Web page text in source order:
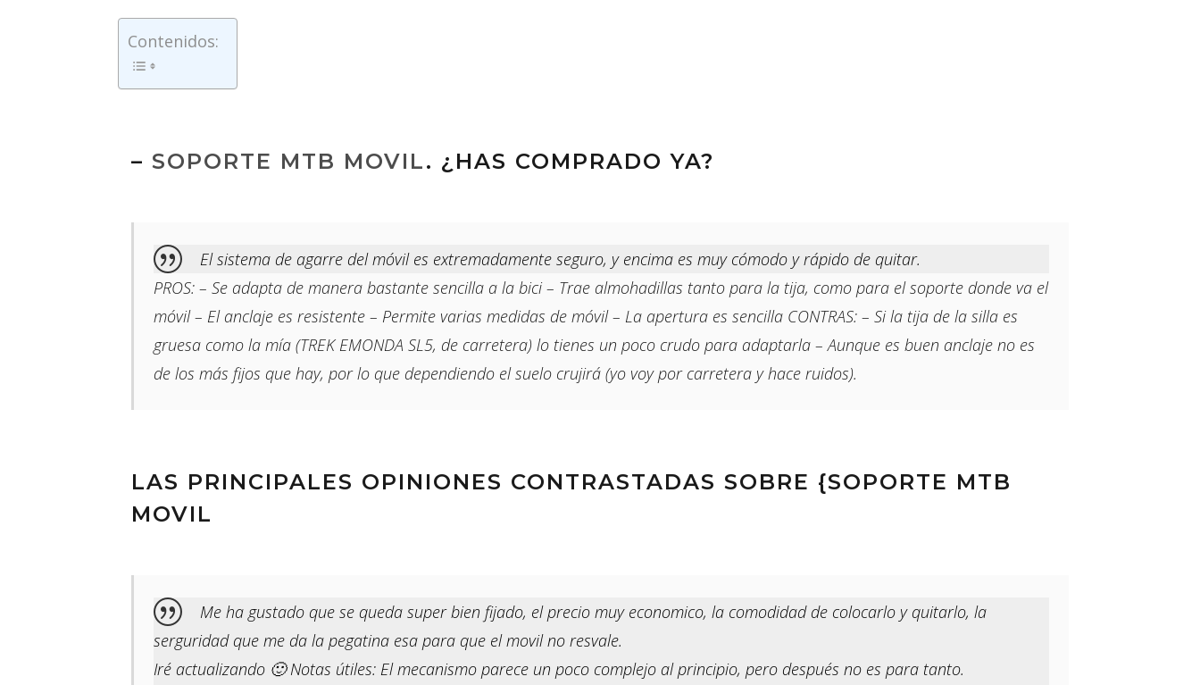
Contenidos:
– SOPORTE MTB MOVIL. ¿HAS COMPRADO YA?
El sistema de agarre del móvil es extremadamente seguro, y encima es muy cómodo y rápido de quitar.
PROS: – Se adapta de manera bastante sencilla a la bici – Trae almohadillas tanto para la tija, como para el soporte donde va el
móvil – El anclaje es resistente – Permite varias medidas de móvil – La apertura es sencilla CONTRAS: – Si la tija de la silla es
gruesa como la mía (TREK EMONDA SL5, de carretera) lo tienes un poco crudo para adaptarla – Aunque es buen anclaje no es
de los más fijos que hay, por lo que dependiendo el suelo crujirá (yo voy por carretera y hace ruidos).
LAS PRINCIPALES OPINIONES CONTRASTADAS SOBRE {SOPORTE MTB
MOVIL
Me ha gustado que se queda super bien fijado, el precio muy economico, la comodidad de colocarlo y quitarlo, la
serguridad que me da la pegatina esa para que el movil no resvale.
Iré actualizando 🙂 Notas útiles: El mecanismo parece un poco complejo al principio, pero después no es para tanto.